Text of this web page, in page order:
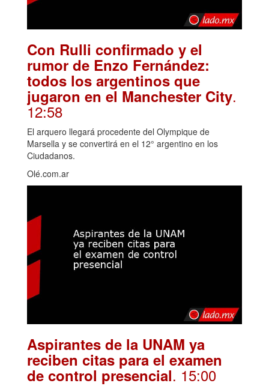
Con Rulli confirmado y el
rumor de Enzo Fernández:
todos los argentinos que
jugaron en el Manchester City.
12:58
El arquero llegará procedente del Olympique de
Marsella y se convertirá en el 12° argentino en los
Ciudadanos.
Olé.com.ar
Aspirantes de la UNAM ya
reciben citas para el examen
de control presencial. 15:00